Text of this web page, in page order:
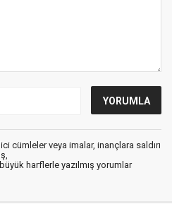
cümleler veya imalar, inançlara saldırı
harflerle yazılmış yorumlar